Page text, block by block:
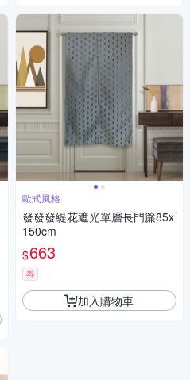
歐式風格
發發發緹花遮光單層長門簾85x
150cm
$663
券
加入購物車